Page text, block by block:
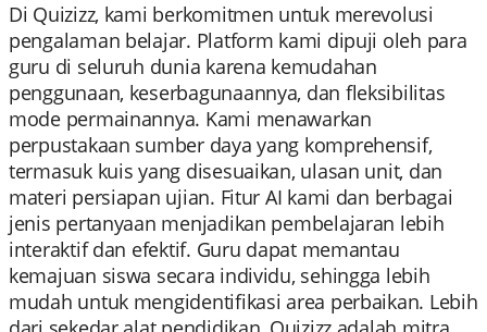
Di Quizizz, kami berkomitmen untuk merevolusi
pengalaman belajar. Platform kami dipuji oleh para
guru di seluruh dunia karena kemudahan
penggunaan, keserbagunaannya, dan fleksibilitas
mode permainannya. Kami menawarkan
perpustakaan sumber daya yang komprehensif,
termasuk kuis yang disesuaikan, ulasan unit, dan
materi persiapan ujian. Fitur AI kami dan berbagai
jenis pertanyaan menjadikan pembelajaran lebih
interaktif dan efektif. Guru dapat memantau
kemajuan siswa secara individu, sehingga lebih
mudah untuk mengidentifikasi area perbaikan. Lebih